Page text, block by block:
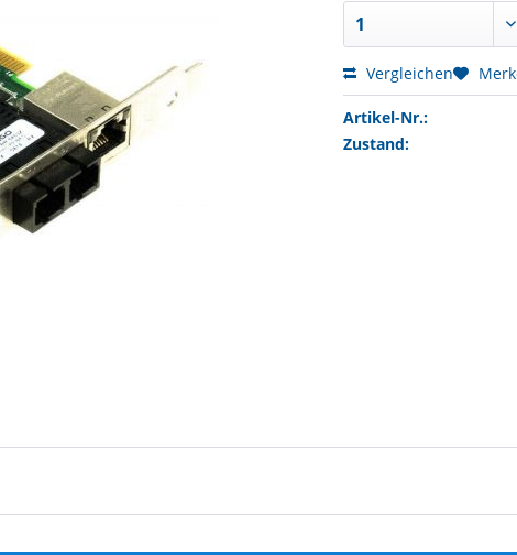
Vergleichen
Artikel-Nr.:
Zustand: